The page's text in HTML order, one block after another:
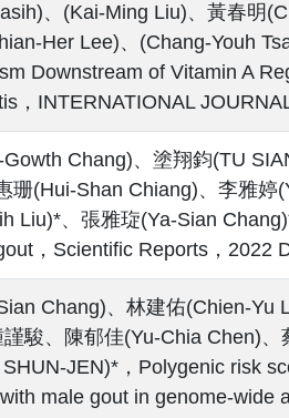
、(Kai-Ming Liu)、黃春明
Her Lee)、(Chang-Youh
Downstream of Vitamin A
，INTERNATIONAL
Chang)、塗翔鈞(TU
珊(Hui-Shan Chiang)、李雅
Liu)*、張雅琁(Ya-Sian
，Scientific Reports，2022
Chang)、林建佑(Chien-Yu
駿、陳郁佳(Yu-Chia Chen)
JEN)*，Polygenic risk
male gout in